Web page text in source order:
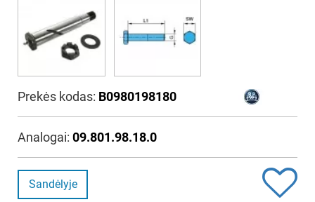
Prekės kodas: B0980198180
Analogai: 09.801.98.18.0
Sandėlyje